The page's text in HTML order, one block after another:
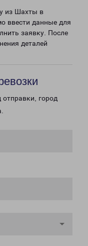
из Шахты в
ввести данные для
заявку. После
деталей
город